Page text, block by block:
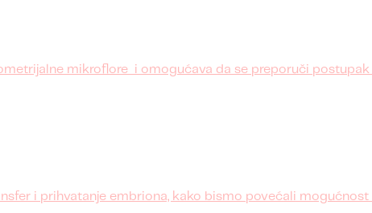
mikroflore i omogućava da se preporuči
i prihvatanje embriona, kako bismo povećali mogućnost